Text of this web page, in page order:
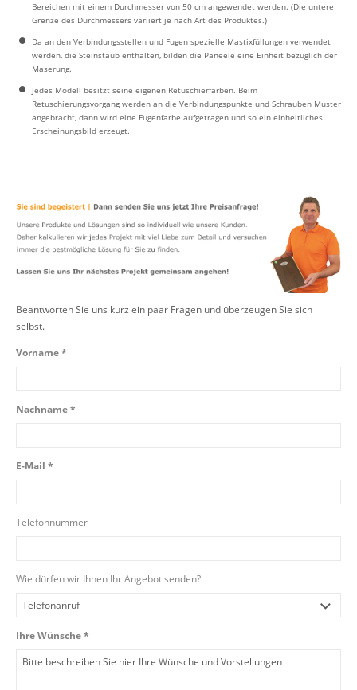
Bereichen mit einem Durchmesser von 50 cm angewendet werden. (Die untere
Grenze des Durchmessers variiert je nach Art des Produktes.)
Da an den Verbindungsstellen und Fugen spezielle Mastixfüllungen verwendet
werden, die Steinstaub enthalten, bilden die Paneele eine Einheit bezüglich der
Maserung.
Jedes Modell besitzt seine eigenen Retuschierfarben. Beim
Retuschierungsvorgang werden an die Verbindungspunkte und Schrauben Muster
angebracht, dann wird eine Fugenfarbe aufgetragen und so ein einheitliches
Erscheinungsbild erzeugt.
Beantworten Sie uns kurz ein paar Fragen und überzeugen Sie sich
selbst.
Vorname *
Nachname *
E-Mail *
Telefonnummer
Wie dürfen wir Ihnen Ihr Angebot senden?
Ihre Wünsche *